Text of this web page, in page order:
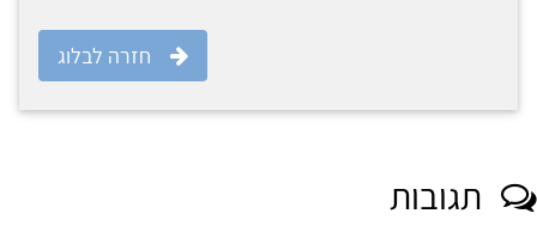
חזרה לבלוג
תגובות